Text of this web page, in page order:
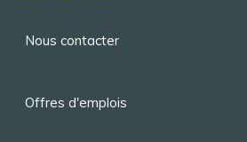
Menu
de
Nous contacter
Offres d'emplois